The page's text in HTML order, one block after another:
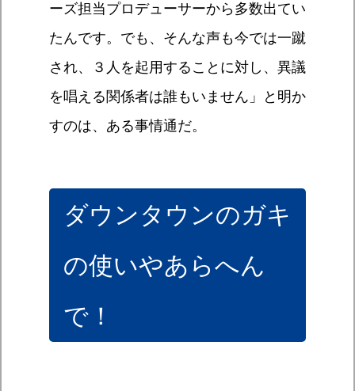
ーズ担当プロデューサーから多数出てい
たんです。でも、そんな声も今では一蹴
され、３人を起用することに対し、異議
を唱える関係者は誰もいません」と明か
すのは、ある事情通だ。
ダウンタウンのガキ
の使いやあらへん
で！